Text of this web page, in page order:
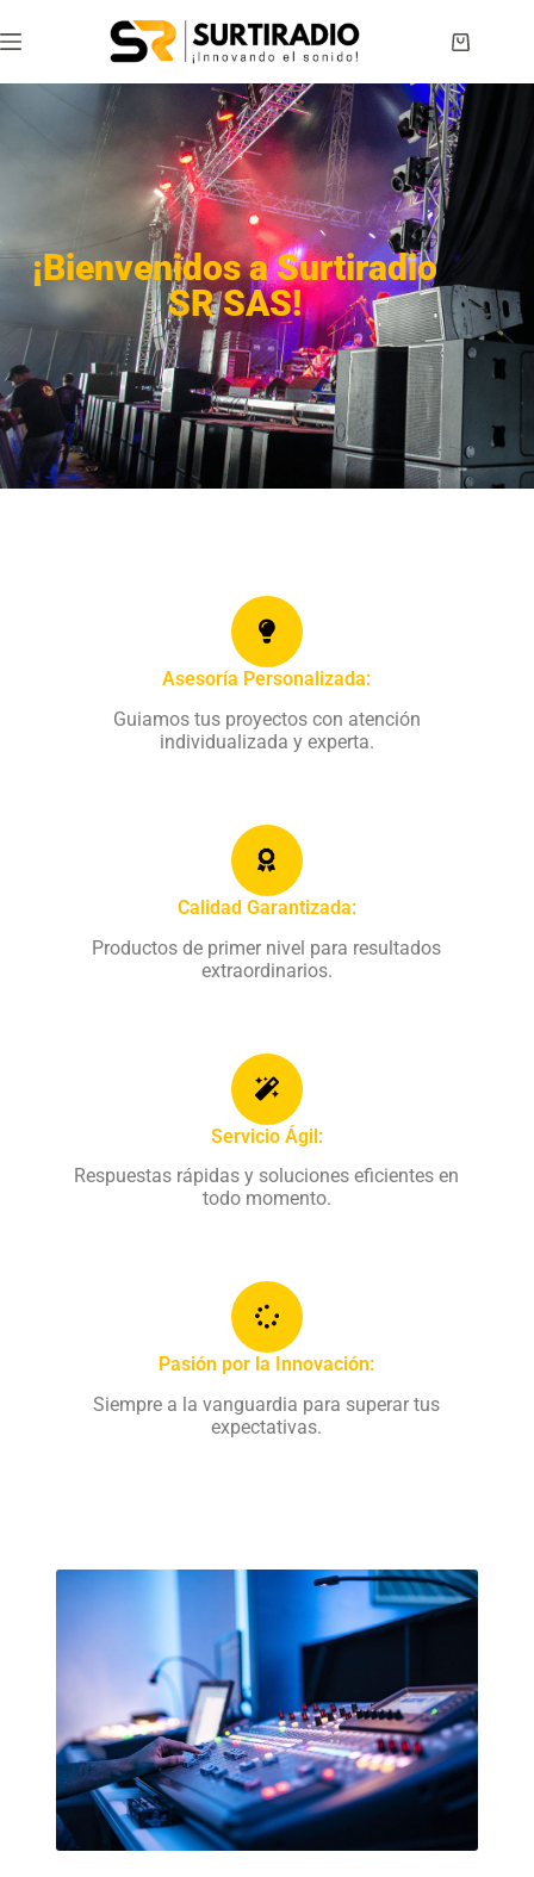
¡Bienvenidos a Surtiradio
SR SAS!
Asesoría Personalizada:
Guiamos tus proyectos con atención
individualizada y experta.
Calidad Garantizada:
Productos de primer nivel para resultados
extraordinarios.
Servicio Ágil:
Respuestas rápidas y soluciones eficientes en
todo momento.
Pasión por la Innovación:
Siempre a la vanguardia para superar tus
expectativas.